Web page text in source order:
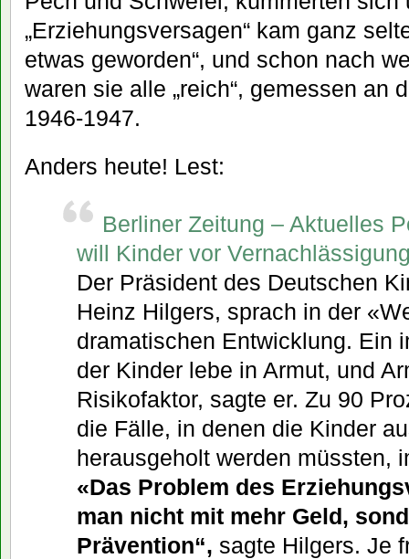
„Erziehungsversagen“ kam ganz
etwas geworden“, und schon nach
waren sie alle „reich“, gemessen an
1946-1947.
Anders heute! Lest:
Berliner Zeitung – Aktuelles
will Kinder vor
Der Präsident des Deutschen
Heinz Hilgers, sprach in der
dramatischen Entwicklung. Ein
der Kinder lebe in Armut, und
Risikofaktor, sagte er. Zu 90
die Fälle, in denen die Kinder
herausgeholt werden müssten,
«Das Problem des
man nicht mit mehr Geld,
Prävention“, sagte Hilgers. Je